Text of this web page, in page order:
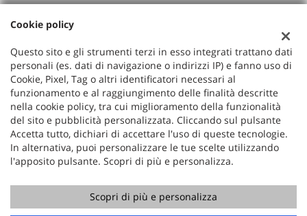
Dati fiscali:
Baggio Auto Srl
Viale Montegrappa, 20/a, Rossano Veneto (VI)
C.F/P.IVA:03251490243
Registro delle imprese:VI
Copyright © 2026 GestionaleAuto.com S.r.l., Tutti i diritti
riservati -Leggi l'informativa sulla privacy-Cookie Policy
Cookie policy
Questo sito e gli strumenti terzi in esso integrati trattano dati
personali (es. dati di navigazione o indirizzi IP) e fanno uso di
Cookie, Pixel, Tag o altri identificatori necessari al
funzionamento e al raggiungimento delle finalità descritte
nella cookie policy, tra cui miglioramento della funzionalità
del sito e pubblicità personalizzata. Cliccando sul pulsante
Accetta tutto, dichiari di accettare l'uso di queste tecnologie.
In alternativa, puoi personalizzare le tue scelte utilizzando
l'apposito pulsante. Scopri di più e personalizza.
Scopri di più e personalizza